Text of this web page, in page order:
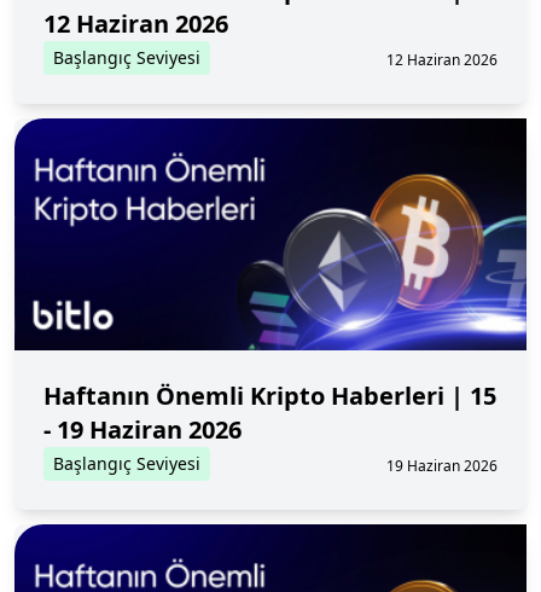
12 Haziran 2026
Başlangıç Seviyesi 12 Haziran 2026
Haftanın Önemli Kripto Haberleri | 15
- 19 Haziran 2026
Başlangıç Seviyesi 19 Haziran 2026